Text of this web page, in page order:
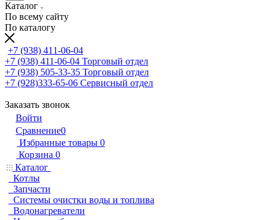
Каталог
По всему сайту
По каталогу
+7 (938) 411-06-04
+7 (938) 411-06-04 Торговый отдел
+7 (938) 505-33-35 Торговый отдел
+7 (928)333-65-06 Сервисный отдел
Заказать звонок
Войти
Сравнение0
Избранные товары 0
Корзина 0
Каталог
Котлы
Запчасти
Системы очистки воды и топлива
Водонагреватели